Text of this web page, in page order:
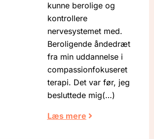
kunne berolige og
kontrollere
nervesystemet med.
Beroligende åndedræt
fra min uddannelse i
compassionfokuseret
terapi. Det var før, jeg
besluttede mig
Læs mere